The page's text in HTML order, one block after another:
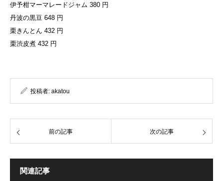
伊予柑マーマレードジャム 380 円
丹波の黒豆 648 円
栗きんとん 432 円
栗渋皮煮 432 円
投稿者: akatou
前の記事 次の記事
関連記事